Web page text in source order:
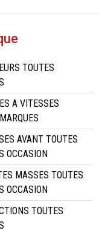
TOUTES
A VITESSES
AVANT TOUTES
OCCASION
MASSES TOUTES
OCCASION
TOUTES